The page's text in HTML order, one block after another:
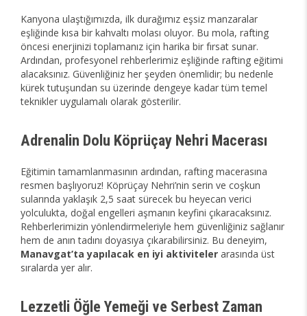
Kanyona ulaştığımızda, ilk durağımız eşsiz manzaralar
eşliğinde kısa bir kahvaltı molası oluyor. Bu mola, rafting
öncesi enerjinizi toplamanız için harika bir fırsat sunar.
Ardından, profesyonel rehberlerimiz eşliğinde rafting eğitimi
alacaksınız. Güvenliğiniz her şeyden önemlidir; bu nedenle
kürek tutuşundan su üzerinde dengeye kadar tüm temel
teknikler uygulamalı olarak gösterilir.
Adrenalin Dolu Köprüçay Nehri Macerası
Eğitimin tamamlanmasının ardından, rafting macerasına
resmen başlıyoruz! Köprüçay Nehri’nin serin ve coşkun
sularında yaklaşık 2,5 saat sürecek bu heyecan verici
yolculukta, doğal engelleri aşmanın keyfini çıkaracaksınız.
Rehberlerimizin yönlendirmeleriyle hem güvenliğiniz sağlanır
hem de anın tadını doyasıya çıkarabilirsiniz. Bu deneyim,
Manavgat’ta yapılacak en iyi aktiviteler arasında üst
sıralarda yer alır.
Lezzetli Öğle Yemeği ve Serbest Zaman